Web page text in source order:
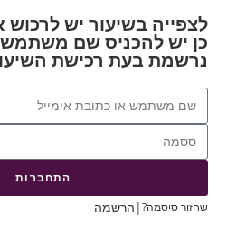
לצפייה בשיעור יש
כן יש להכניס שם
נרשמת בעת רכישת
התחברות
שחזור סיסמה?| הרשמה